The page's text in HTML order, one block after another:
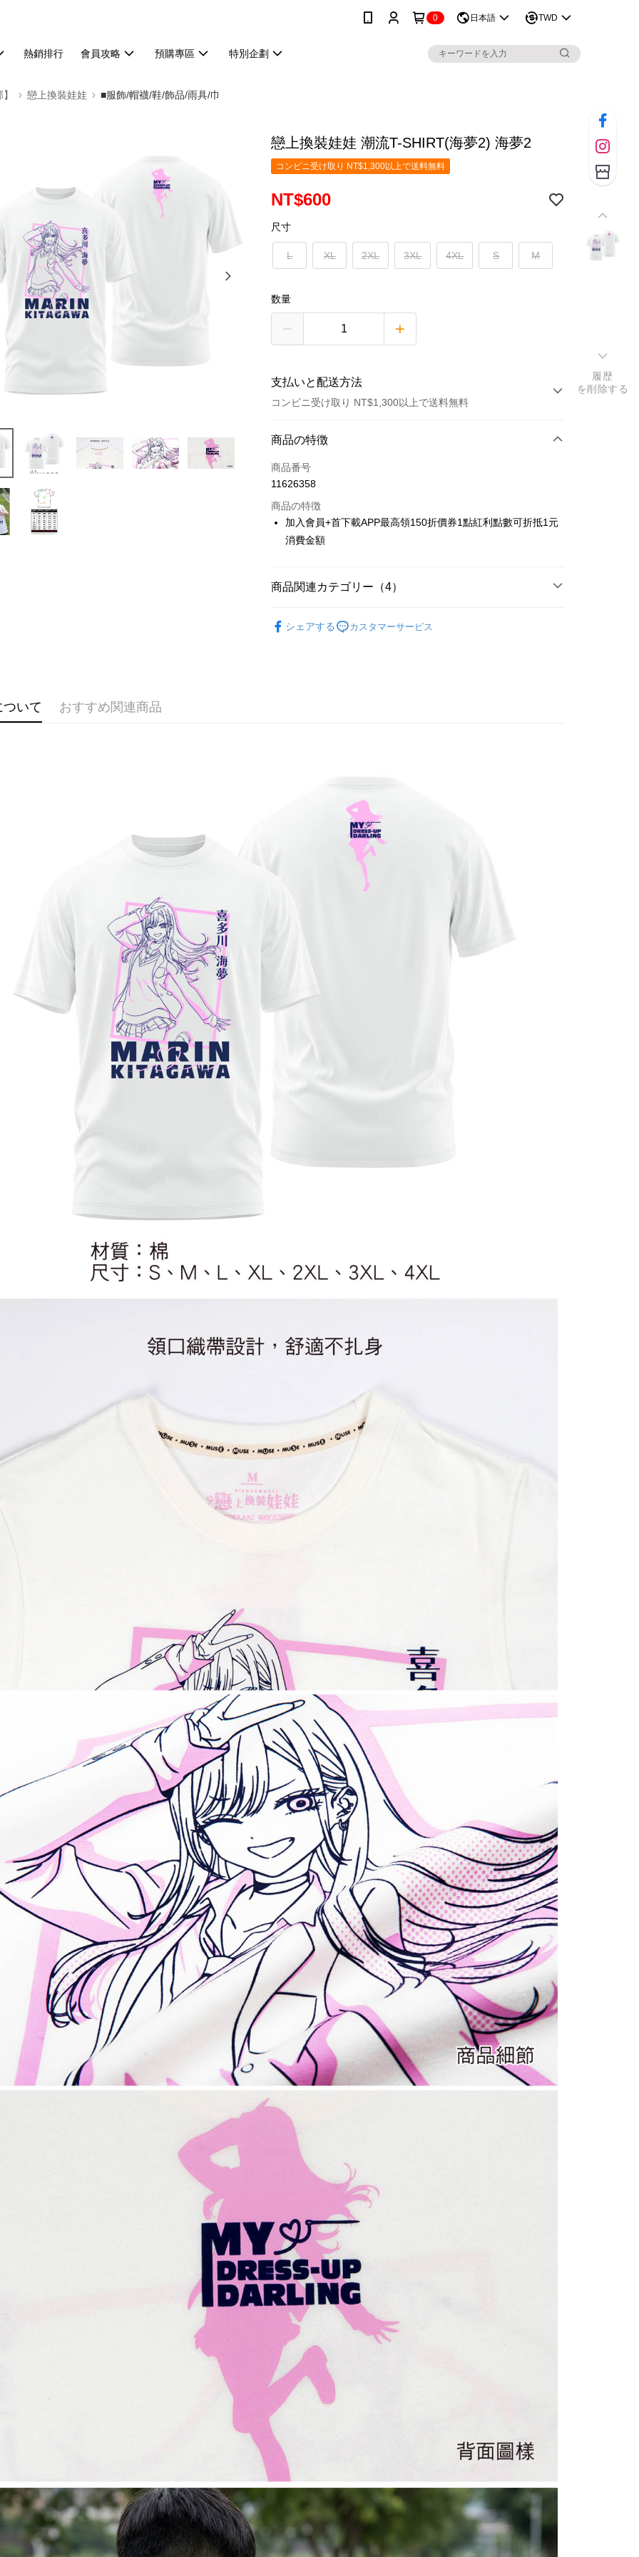
0 日本語 TWD
熱銷排行 會員攻略 預購專區 特別企劃
戀上換裝娃娃 ■服飾/帽襪/鞋/飾品/雨具/巾
戀上換裝娃娃 潮流T-SHIRT(海夢2) 海夢2
コンビニ受け取り NT$1,300以上で送料無料
NT$600
尺寸
L XL 2XL 3XL 4XL S M
数量
支払いと配送方法
コンビニ受け取り NT$1,300以上で送料無料
お支払い方法
クレジットカード1回払い
コンビニ店頭代金引換
LINE Pay
Apple Pay
Google Pay
ATM払い
配送毎にNT$65、NT$1,300以上で送料無料
(不開放使用，請勿選取）
配送毎にNT$9,999
配送毎にNT$65、NT$1,300以上で送料無料
配送毎にNT$65、NT$1,300以上で送料無料
宅配-離島(澎湖/金門/馬祖)-木棉花樂園專用
配送毎にNT$220
商品の特徴
商品番号
11626358
商品の特徴
加入會員+首下載APP最高領150折價券1點紅利點數可折抵1元
消費金額
商品関連カテゴリー（4）
娃娃
■服飾/帽襪/鞋/飾品/雨具/巾
シェアする カスタマーサービス
いて おすすめ関連商品
履歴
を削除する